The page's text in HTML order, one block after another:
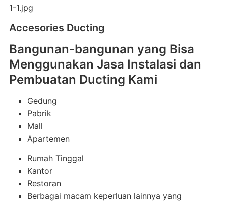
Accesories Ducting
Bangunan-bangunan yang Bisa
Menggunakan Jasa Instalasi dan
Pembuatan Ducting Kami
Gedung
Pabrik
Mall
Apartemen
Rumah Tinggal
Kantor
Restoran
Berbagai macam keperluan lainnya yang